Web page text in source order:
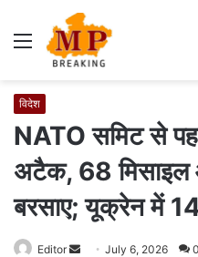
Menu
विदेश
NATO समिट से
अटैक, 68 मिसाइल
बरसाए; यूक्रेन में 14
Editor July 6, 2026 0